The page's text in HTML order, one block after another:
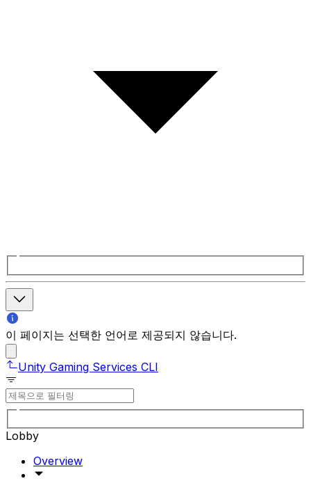
이 페이지는 선택한 언어로 제공되지 않습니다.
Unity Gaming Services CLI
Lobby
Overview